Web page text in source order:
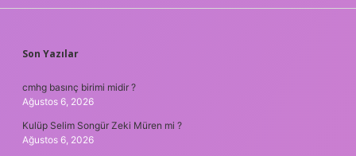
SIDEBAR
Son Yazılar
cmhg basınç birimi midir ?
Ağustos 6, 2026
Kulüp Selim Songür Zeki Müren mi ?
Ağustos 6, 2026